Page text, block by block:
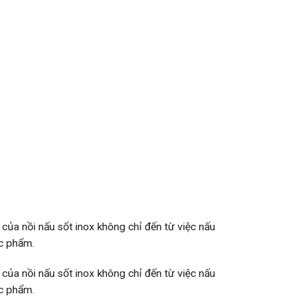
nồi nấu sốt inox không chỉ đến từ việc nấu
phẩm.
nồi nấu sốt inox không chỉ đến từ việc nấu
phẩm.